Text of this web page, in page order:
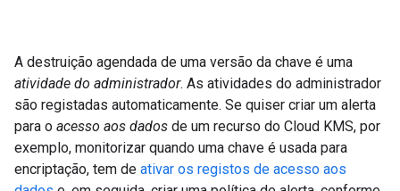
A destruição agendada de uma versão da chave é uma
atividade do administrador. As atividades do administrador
são registadas automaticamente. Se quiser criar um alerta
para o acesso aos dados de um recurso do Cloud KMS, por
exemplo, monitorizar quando uma chave é usada para
encriptação, tem de ativar os registos de acesso aos